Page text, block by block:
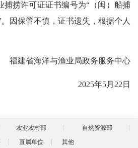
捕捞许可证证书编号为“（闽）船捕
。因保管不慎，证书遗失，根据个人
建省海洋与渔业局政务服务中心
2025年5月22日
农业农村部
自然资源部
直属单位 其他